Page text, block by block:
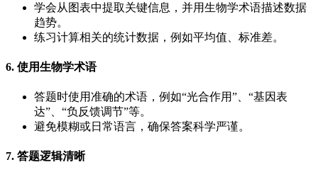
学会从图表中提取关键信息，并用生物学术语描述数据
趋势。
练习计算相关的统计数据，例如平均值、标准差。
6. 使用生物学术语
答题时使用准确的术语，例如“光合作用”、“基因表
达”、“负反馈调节”等。
避免模糊或日常语言，确保答案科学严谨。
7. 答题逻辑清晰